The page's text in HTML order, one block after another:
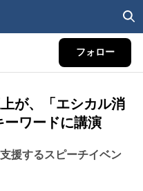
フォロー
が、「エシカル消
ーワードに講演
援するスピーチイベン